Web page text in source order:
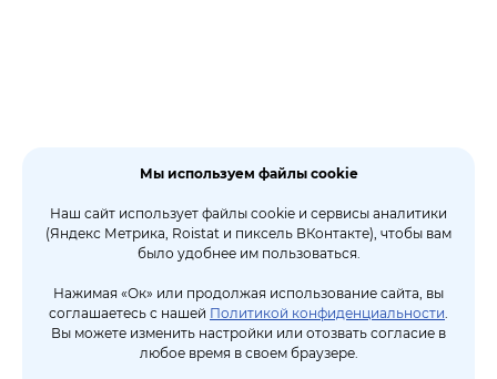
Мы используем файлы cookie
Наш сайт использует файлы cookie и сервисы аналитики
(Яндекс Метрика, Roistat и пиксель ВКонтакте), чтобы вам
было удобнее им пользоваться.
Нажимая «Ок» или продолжая использование сайта, вы
соглашаетесь с нашей Политикой конфиденциальности.
Вы можете изменить настройки или отозвать согласие в
любое время в своем браузере.